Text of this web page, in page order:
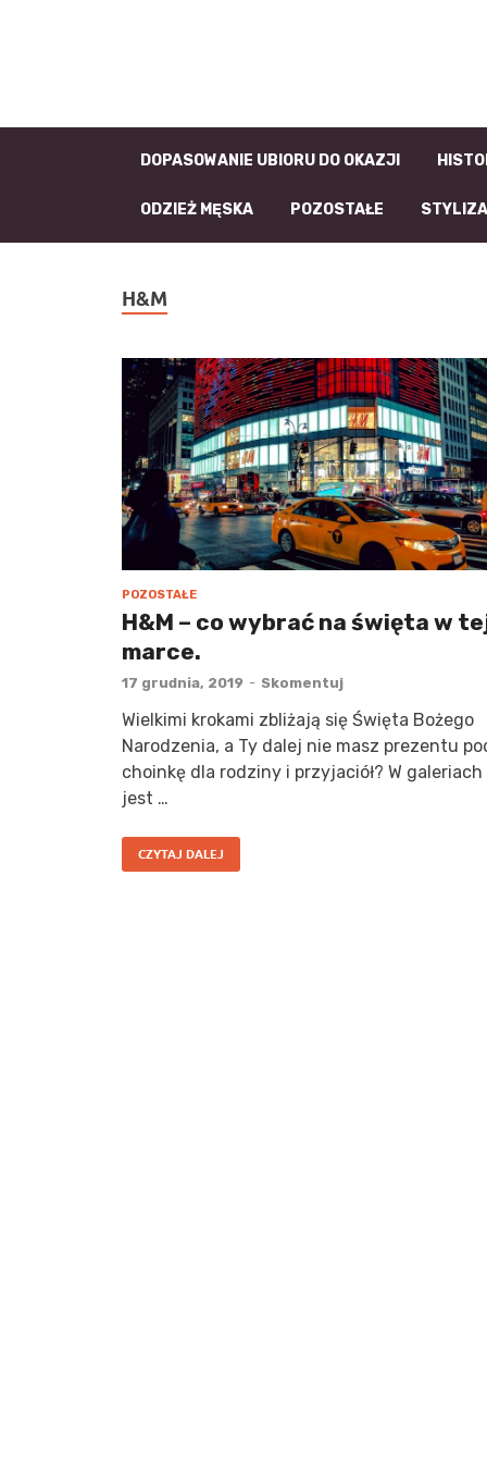
DOPASOWANIE UBIORU DO OKAZJI
ODZIEŻ MĘSKA POZOSTAŁE
H&M
POZOSTAŁE
H&M – co wybrać na święta w
marce.
17 grudnia, 2019 - Skomentuj
Wielkimi krokami zbliżają się Święta Bożego
Narodzenia, a Ty dalej nie masz prezentu
choinkę dla rodziny i przyjaciół? W galeriach
jest …
CZYTAJ DALEJ